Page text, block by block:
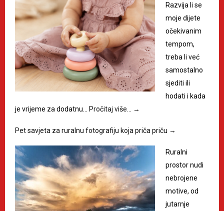
Razvija li se
moje dijete
očekivanim
tempom,
treba li već
samostalno
sjediti ili
hodati i kada
je vrijeme za dodatnu…
Pročitaj više… →
Pet savjeta za ruralnu fotografiju koja priča priču →
Ruralni
prostor nudi
nebrojene
motive, od
jutarnje